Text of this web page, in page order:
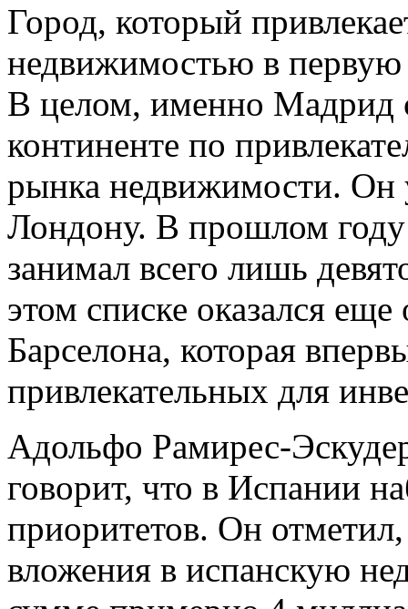
Город, который
недвижимостью в первую
В целом, именно Мадрид
континенте по
рынка недвижимости. Он
Лондону. В прошлом
занимал всего лишь
этом списке оказался
Барселона, которая
привлекательных для
Адольфо Рамирес-
говорит, что в Испании
приоритетов. Он
вложения в испанскую